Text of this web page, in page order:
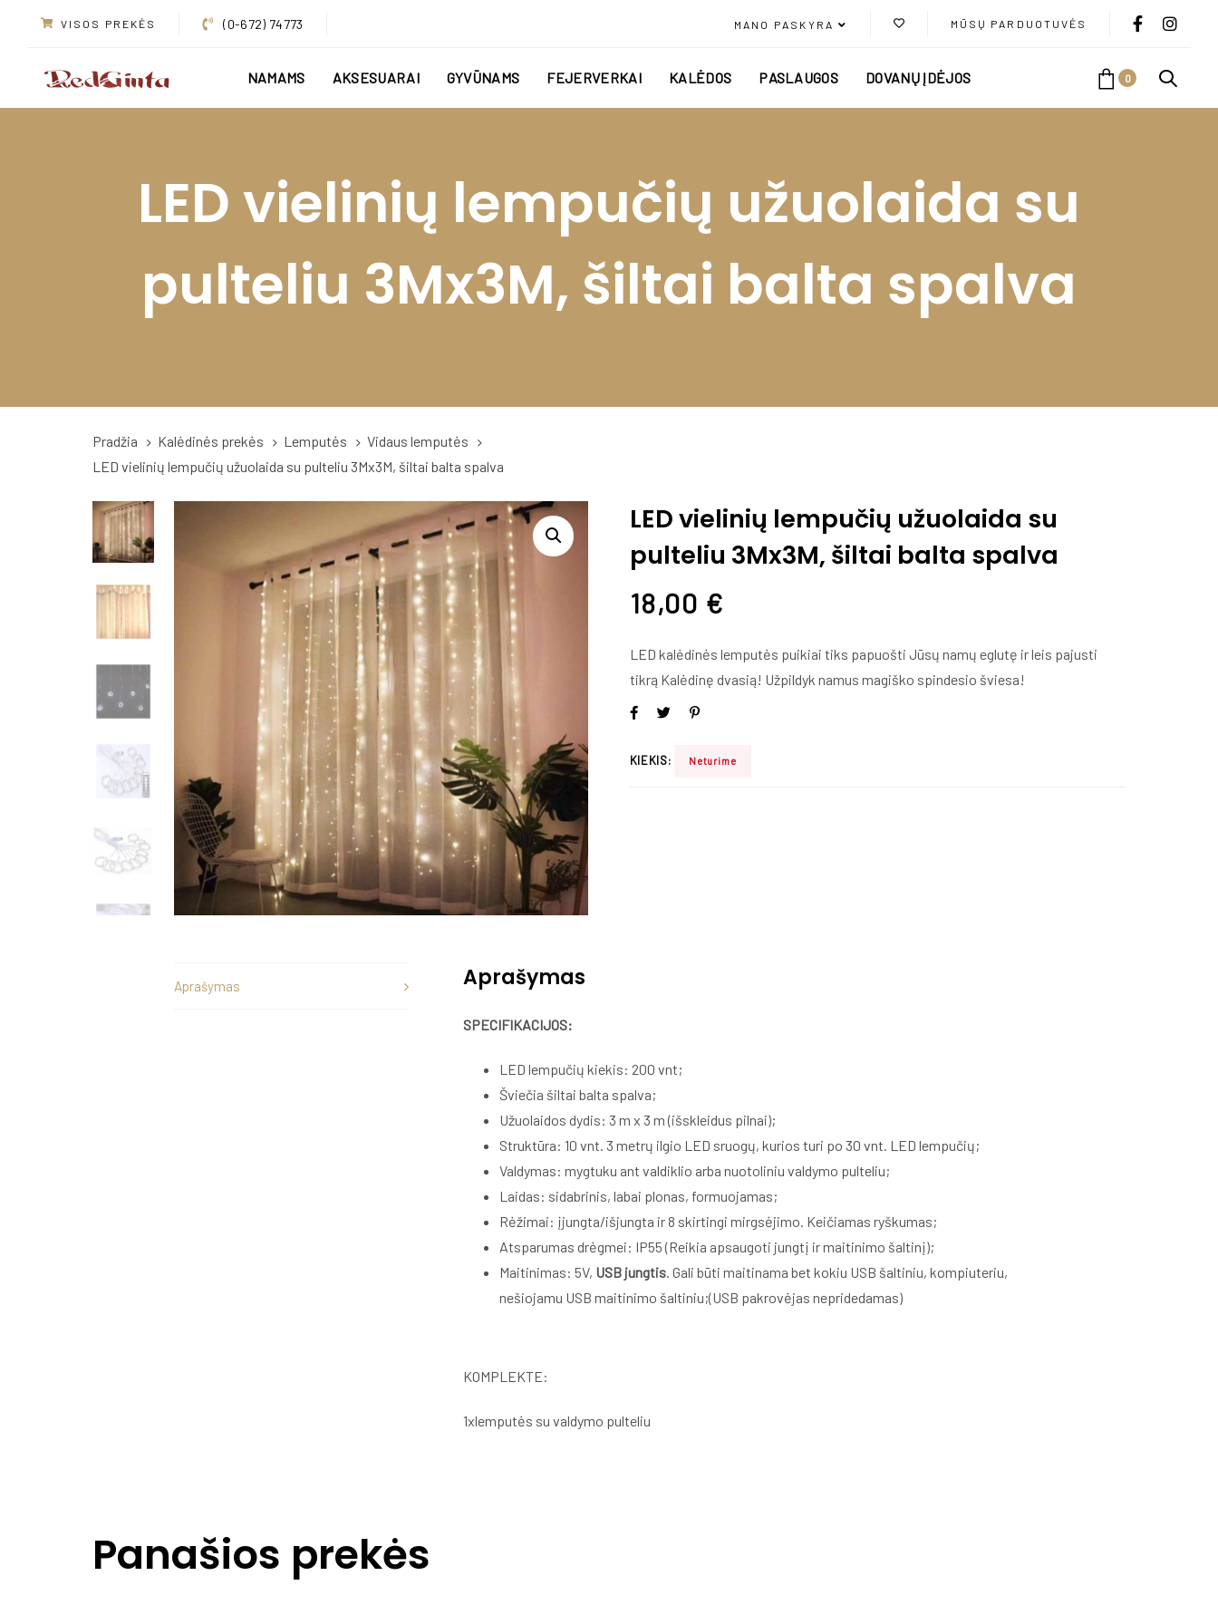
navigation
Skip
VISOS PREKĖS (0-672) 74773 MANO PASKYRA MŪSŲ PARDUOTUVĖS
NAMAMS AKSESUARAI GYVŪNAMS FEJERVERKAI KALĖDOS PASLAUGOS DOVANŲ ĮDĖJOS 0
LED vielinių lempučių užuolaida su
pulteliu 3Mx3M, šiltai balta spalva
Pradžia Kalėdinės prekės Lemputės
Vidaus lemputės
LED vielinių lempučių užuolaida su pulteliu 3Mx3M, šiltai balta spalva
LED vielinių lempučių užuolaida su
pulteliu 3Mx3M, šiltai balta spalva
18,00 €
LED kalėdinės lemputės puikiai tiks papuošti Jūsų namų eglutę ir leis pajusti
tikrą Kalėdinę dvasią! Užpildyk namus magiško spindesio šviesa!
KIEKIS: Neturime
Aprašymas Aprašymas
SPECIFIKACIJOS:
LED lempučių kiekis: 200 vnt;
Šviečia šiltai balta spalva;
Užuolaidos dydis: 3 m x 3 m (išskleidus pilnai);
Struktūra: 10 vnt. 3 metrų ilgio LED sruogų, kurios turi po 30 vnt. LED lempučių;
Valdymas: mygtuku ant valdiklio arba nuotoliniu valdymo pulteliu;
Laidas: sidabrinis, labai plonas, formuojamas;
Rėžimai: įjungta/išjungta ir 8 skirtingi mirgsėjimo. Keičiamas ryškumas;
Atsparumas drėgmei: IP55 (Reikia apsaugoti jungtį ir maitinimo šaltinį);
Maitinimas: 5V, USB jungtis. Gali būti maitinama bet kokiu USB šaltiniu, kompiuteriu,
nešiojamu USB maitinimo šaltiniu;(USB pakrovėjas nepridedamas)
KOMPLEKTE:
1xlemputės su valdymo pulteliu
Panašios prekės